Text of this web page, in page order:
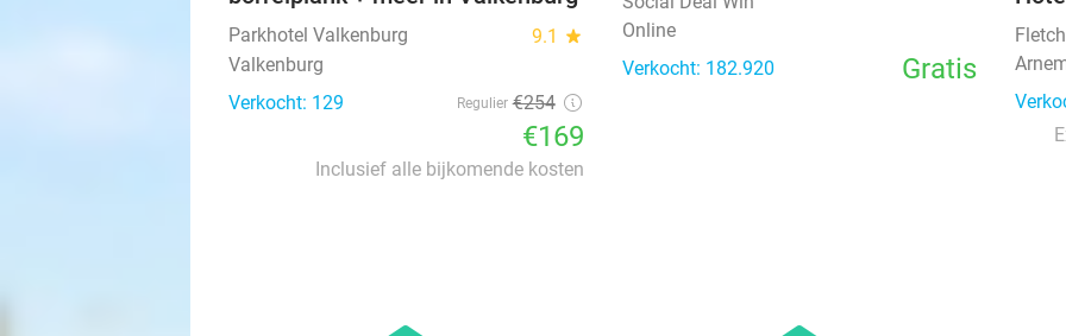
Parkhotel Valkenburg 9.1 star
Valkenburg
Verkocht: 129
Regulier €254
€169
Inclusief alle bijkomende kosten
Online
Verkocht: 182.920
Gratis